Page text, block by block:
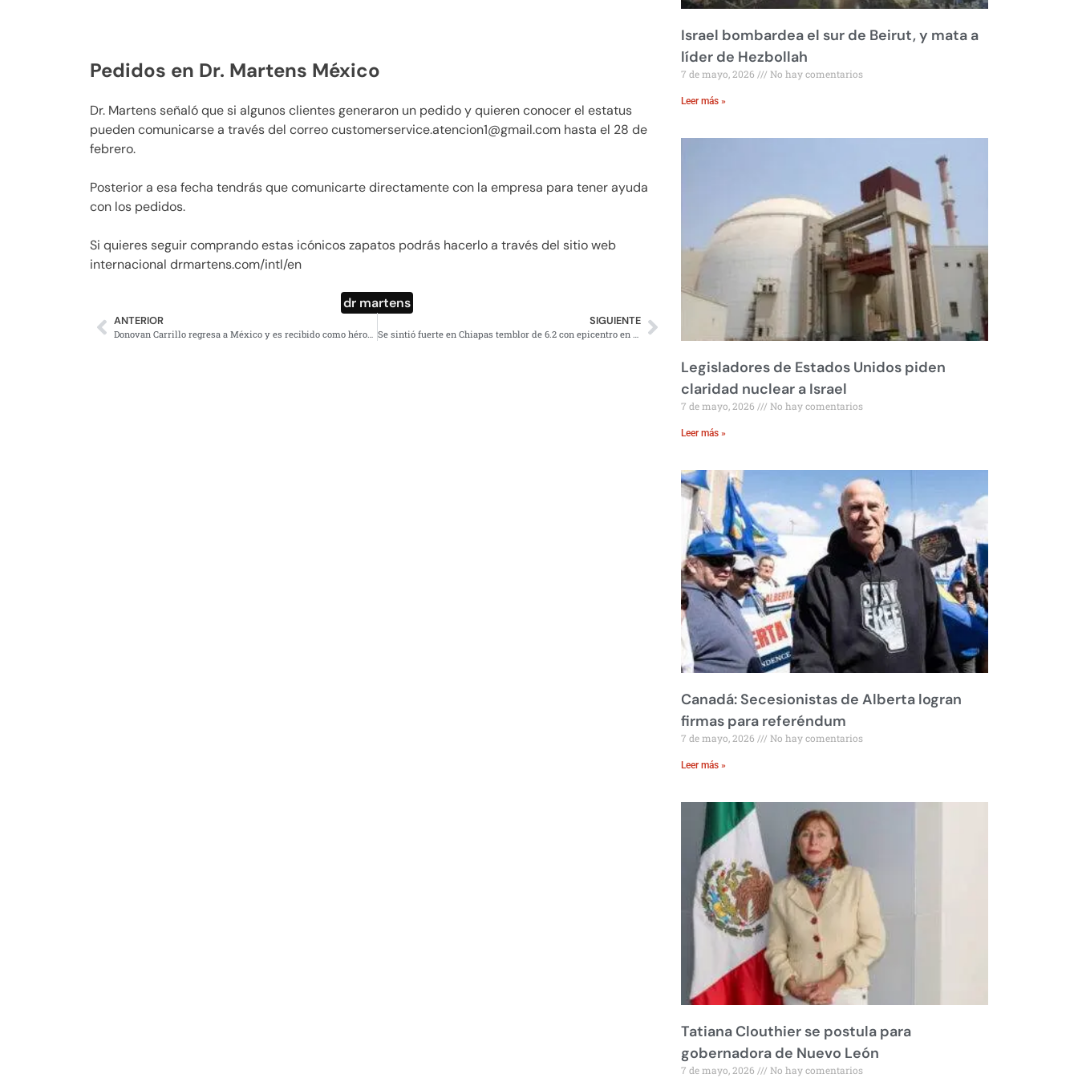
Pedidos en Dr. Martens México
Dr. Martens señaló que si algunos clientes generaron un pedido y quieren conocer el estatus
pueden comunicarse a través del correocustomerservice.atencion1@gmail.com hasta el 28 de
febrero.
Posterior a esa fecha tendrás que comunicarte directamente con la empresa para tener ayuda
con los pedidos.
Si quieres seguir comprando estas icónicos zapatos podrás hacerlo a través del sitio web
internacional drmartens.com/intl/en
dr martens
ANTERIOR
Donovan Carrillo regresa a México y es recibido como héroe nacional
SIGUIENTE
Se sintió fuerte en Chiapas temblor de 6.2 con epicentro en Guatemala
Israel bombardea el sur de Beirut, y mata a
líder de Hezbollah
7 de mayo, 2026 No hay comentarios
Leer más »
Legisladores de Estados Unidos piden
claridad nuclear a Israel
7 de mayo, 2026 No hay comentarios
Leer más »
Canadá: Secesionistas de Alberta logran
firmas para referéndum
7 de mayo, 2026 No hay comentarios
Leer más »
Tatiana Clouthier se postula para
gobernadora de Nuevo León
7 de mayo, 2026 No hay comentarios